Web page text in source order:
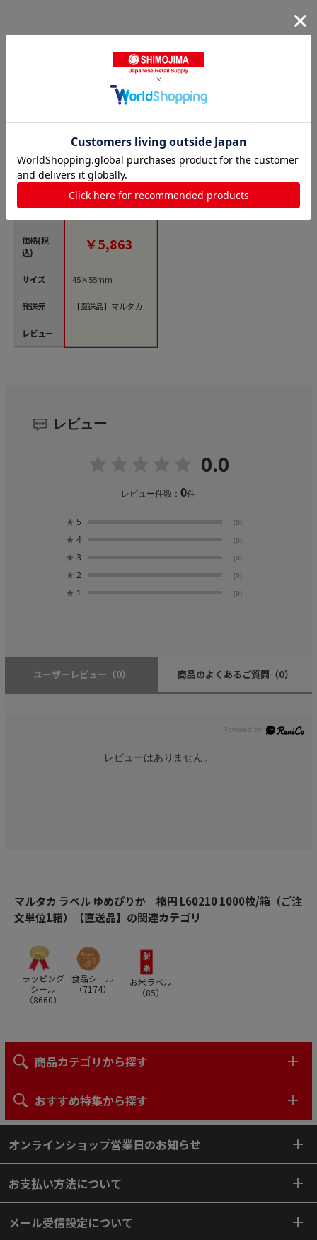
価格(税
込)
サイズ
発送元
レビュー
マルタカ ラベル ゆめ
ぴりか 楕円 L60210
位1箱）【直送品】
￥5,863
45×55mm
【直送品】マルタカ
レビュー
0.0
レビュー件数：0件
★ 5 (0)
★ 4 (0)
★ 3 (0)
★ 2 (0)
★ 1 (0)
ユーザーレビュー （0） 商品のよくあるご質問 （0）
レビューはありません。
マルタカ ラベル ゆめぴりか 楕円 L60210 1000枚/箱（ご注
文単位1箱）【直送品】の関連カテゴリ
ラッピング
シール
（8660）
食品シール
（7174）
お米ラベル
（85）
商品カテゴリから探す
おすすめ特集から探す
オンラインショップ営業日のお知らせ
お支払い方法について
メール受信設定について